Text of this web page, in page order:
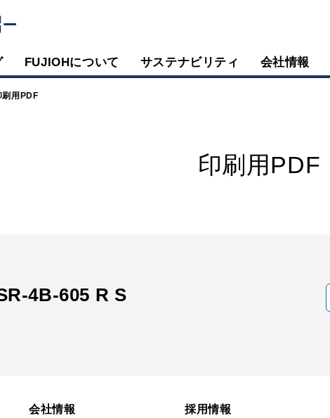
FUJIOHについて サステナビリティ 会社情報
刷用PDF
印刷用PDF
4B-605 R S
会社情報 採用情報